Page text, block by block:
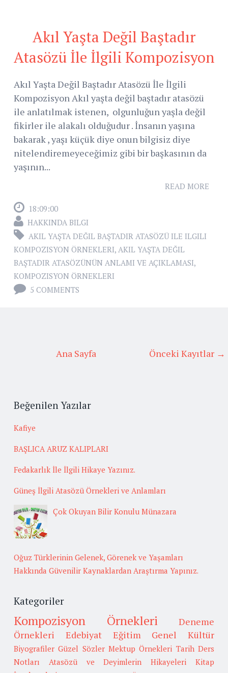
Akıl Yaşta Değil Baştadır
Atasözü İle İlgili Kompozisyon
Akıl Yaşta Değil Baştadır Atasözü İle İlgili
Kompozisyon Akıl yaşta değil baştadır atasözü
ile anlatılmak istenen, olgunluğun yaşla değil
fikirler ile alakalı olduğudur . İnsanın yaşına
bakarak , yaşı küçük diye onun bilgisiz diye
nitelendiremeyeceğimiz gibi bir başkasının da
yaşının...
READ MORE
18:09:00
HAKKINDA BILGI
AKIL YAŞTA DEĞIL BAŞTADIR ATASÖZÜ ILE ILGILI
KOMPOZISYON ÖRNEKLERI, AKIL YAŞTA DEĞIL
BAŞTADIR ATASÖZÜNÜN ANLAMI VE AÇIKLAMASI,
KOMPOZISYON ÖRNEKLERI
5 COMMENTS
Önceki Kayıtlar →
Ana Sayfa
Beğenilen Yazılar
Kafiye
BAŞLICA ARUZ KALIPLARI
Fedakarlık İle İlgili Hikaye Yazınız.
Güneş İlgili Atasözü Örnekleri ve Anlamları
Çok Okuyan Bilir Konulu Münazara
Oğuz Türklerinin Gelenek, Görenek ve Yaşamları
Hakkında Güvenilir Kaynaklardan Araştırma Yapınız.
Kategoriler
Kompozisyon Örnekleri
Deneme
Örnekleri
Edebiyat Eğitim Genel Kültür
Biyografiler Güzel Sözler Mektup Örnekleri Tarih Ders
Notları
Atasözü ve Deyimlerin Hikayeleri
Kitap